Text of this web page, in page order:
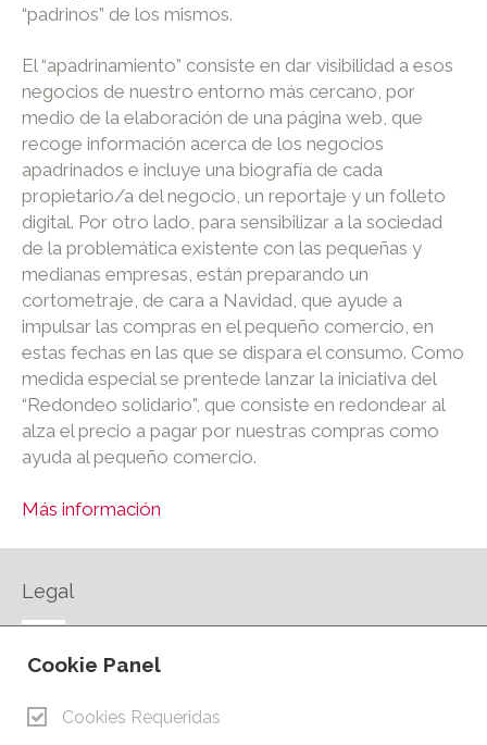
“padrinos” de los mismos.
El “apadrinamiento” consiste en dar visibilidad a esos
negocios de nuestro entorno más cercano, por
medio de la elaboración de una página web, que
recoge información acerca de los negocios
apadrinados e incluye una biografía de cada
propietario/a del negocio, un reportaje y un folleto
digital. Por otro lado, para sensibilizar a la sociedad
de la problemática existente con las pequeñas y
medianas empresas, están preparando un
cortometraje, de cara a Navidad, que ayude a
impulsar las compras en el pequeño comercio, en
estas fechas en las que se dispara el consumo. Como
medida especial se prentede lanzar la iniciativa del
“Redondeo solidario”, que consiste en redondear al
alza el precio a pagar por nuestras compras como
ayuda al pequeño comercio.
Más información
Legal
AVISO LEGAL
CONTACTO
Cookie Panel
Cookies Requeridas